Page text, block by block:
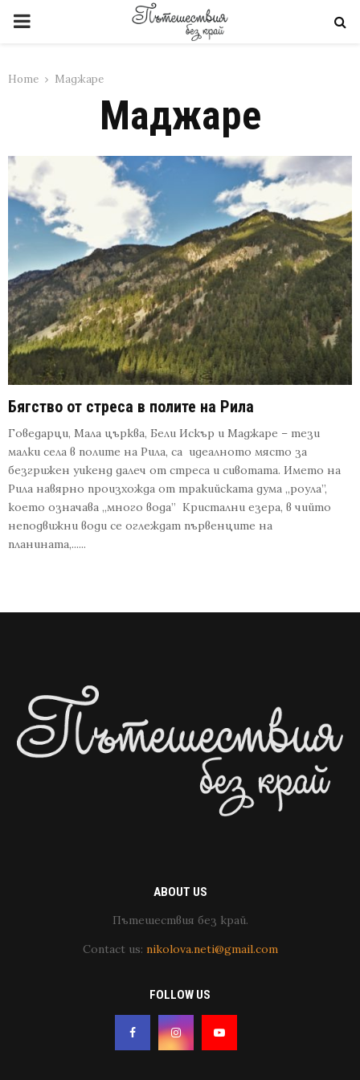
PRIMARY
Home Маджаре
Маджаре
Бягство от стреса в полите на Рила
Говедарци, Мала църква, Бели Искър и Маджаре – тези
малки села в полите на Рила, са идеалното място за
безгрижен уикенд далеч от стреса и сивотата. Името на
Рила навярно произхожда от тракийската дума „роула”,
което означава „много вода” Кристални езера, в чийто
неподвижни води се оглеждат първенците на
планината,......
ABOUT US
Пътешествия без край.
Contact us: nikolova.neti@gmail.com
FOLLOW US